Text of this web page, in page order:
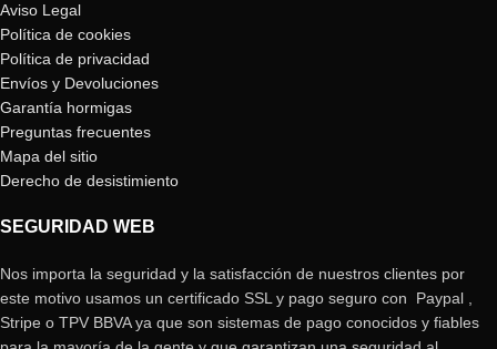
Aviso Legal
Política de cookies
Política de privacidad
Envíos y Devoluciones
Garantía hormigas
Preguntas frecuentes
Mapa del sitio
Derecho de desistimiento
SEGURIDAD WEB
Nos importa la seguridad y la satisfacción de nuestros clientes por
este motivo usamos un certificado SSL y pago seguro con Paypal ,
Stripe o TPV BBVA ya que son sistemas de pago conocidos y fiables